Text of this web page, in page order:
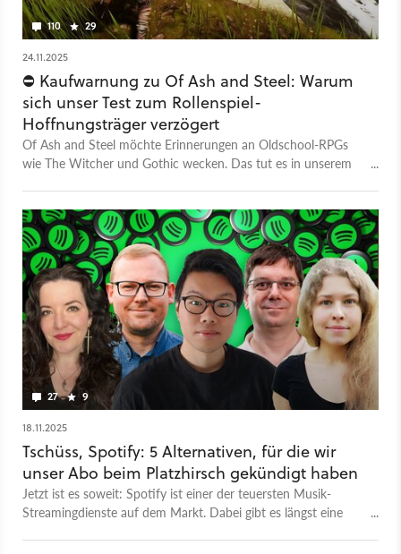
110 29
24.11.2025
⛔ Kaufwarnung zu Of Ash and Steel: Warum
sich unser Test zum Rollenspiel-
Hoffnungsträger verzögert
Of Ash and Steel möchte Erinnerungen an Oldschool-RPGs
wie The Witcher und Gothic wecken. Das tut es in unserem
27 9
18.11.2025
Tschüss, Spotify: 5 Alternativen, für die wir
unser Abo beim Platzhirsch gekündigt haben
Jetzt ist es soweit: Spotify ist einer der teuersten Musik-
Streamingdienste auf dem Markt. Dabei gibt es längst eine